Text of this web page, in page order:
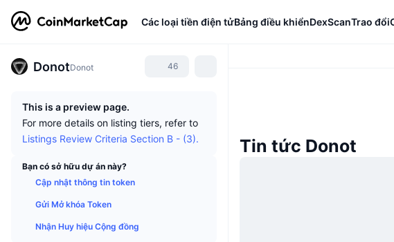
Các loại tiền điện tửBảng điều khiểnDexScanTrao đổi
DonotDonot 46
This is a preview page.
For more details on listing tiers, refer to
Listings Review Criteria Section B - (3).
Bạn có sở hữu dự án này?
Cập nhật thông tin token
Gửi Mở khóa Token
Nhận Huy hiệu Cộng đồng
Tin tức Donot